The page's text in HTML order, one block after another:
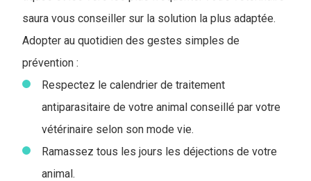
saura vous conseiller sur la solution la plus adaptée.
Adopter au quotidien des gestes simples de
prévention :
Respectez le calendrier de traitement
antiparasitaire de votre animal conseillé par votre
vétérinaire selon son mode vie.
Ramassez tous les jours les déjections de votre
animal.